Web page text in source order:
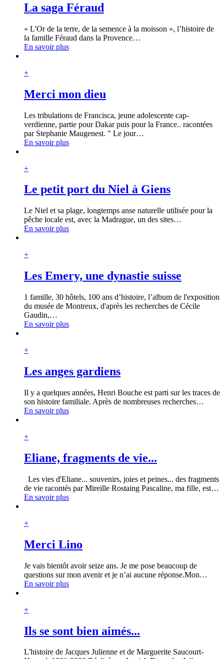
La saga Féraud
« L'Or de la terre, de la semence à la moisson », l’histoire de
la famille Féraud dans la Provence…
En savoir plus
+
Merci mon dieu
Les tribulations de Francisca, jeune adolescente cap-
verdienne, partie pour Dakar puis pour la France.. racontées
par Stephanie Maugenest. " Le jour…
En savoir plus
+
Le petit port du Niel à Giens
Le Niel et sa plage, longtemps anse naturelle utilisée pour la
pêche locale est, avec la Madrague, un des sites…
En savoir plus
+
Les Emery, une dynastie suisse
1 famille, 30 hôtels, 100 ans d’histoire, l’album de l'exposition
du musée de Montreux, d'après les recherches de Cécile
Gaudin,…
En savoir plus
+
Les anges gardiens
Il y a quelques années, Henri Bouche est parti sur les traces de
son histoire familiale. Après de nombreuses recherches…
En savoir plus
+
Eliane, fragments de vie...
Les vies d'Eliane... souvenirs, joies et peines... des fragments
de vie racontés par Mireille Rostaing Pascaline, ma fille, est…
En savoir plus
+
Merci Lino
Je vais bientôt avoir seize ans. Je me pose beaucoup de
questions sur mon avenir et je n’ai aucune réponse.Mon…
En savoir plus
+
Ils se sont bien aimés...
L'histoire de Jacques Julienne et de Marguerite Saucourt-